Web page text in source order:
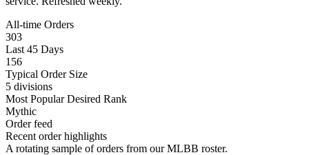
All-time Orders
303
Last 45 Days
156
Typical Order Size
5 divisions
Most Popular Desired Rank
Mythic
Order feed
Recent order highlights
A rotating sample of orders from our MLBB roster.